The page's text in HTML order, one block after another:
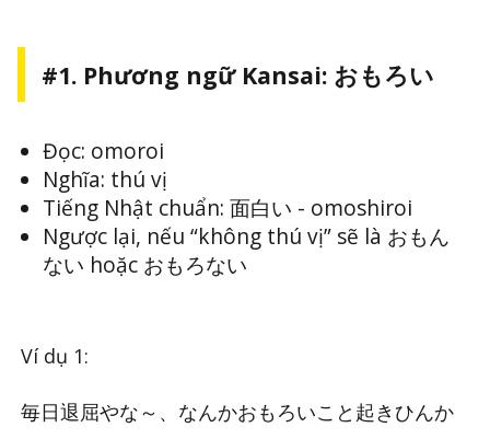
#1. Phương ngữ Kansai: おもろい
Đọc: omoroi
Nghĩa: thú vị
Tiếng Nhật chuẩn: 面白い - omoshiroi
Ngược lại, nếu “không thú vị” sẽ là おもん
ない hoặc おもろない
Ví dụ 1:
毎日退屈やな～、なんかおもろいこと起きひんか